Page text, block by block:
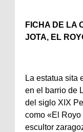
FICHA DE LA
JOTA, EL
La estatua sita
en el barrio de
del siglo XIX
como «El Royo
escultor